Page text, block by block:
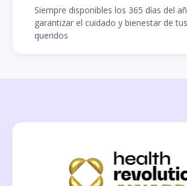
Siempre disponibles los 365 días del
garantizar el cuidado y bienestar de
queridos